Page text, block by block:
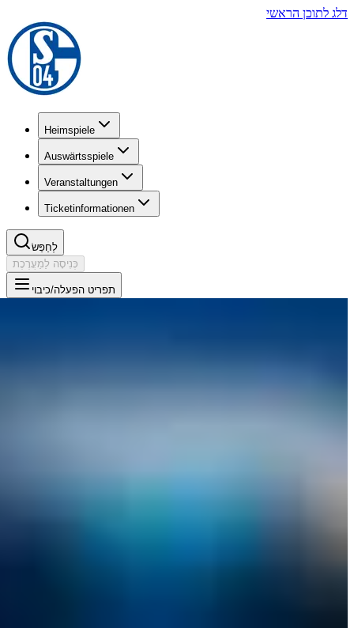
דלג לתוכן הראשי
Heimspiele
Auswärtsspiele
Veranstaltungen
Ticketinformationen
לְחַפֵּשׂ
כְּנִיסָה לַמַעֲרֶכֶת
תפריט הפעלה/כיבוי